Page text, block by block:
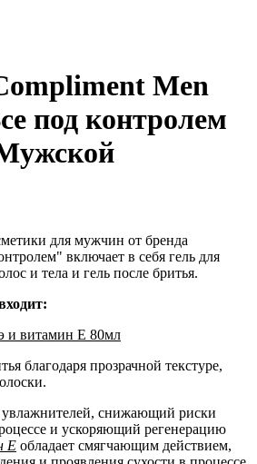
Men
под контролем
для мужчин от бренда
включает в себя гель для
и тела и гель после бритья.
и витамин Е 80мл
благодаря прозрачной текстуре,
снижающий риски
и ускоряющий регенерацию
Е обладает смягчающим действием,